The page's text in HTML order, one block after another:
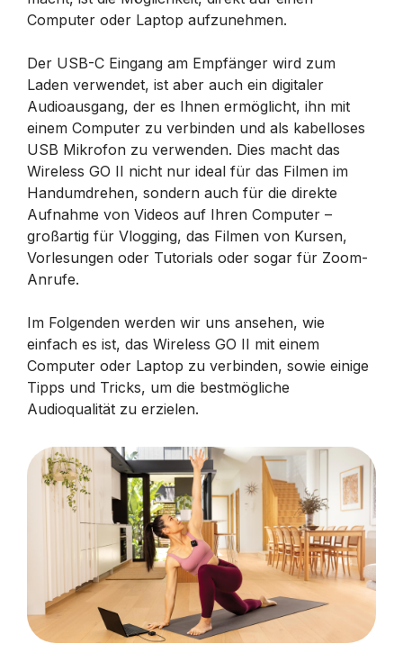
Computer oder Laptop aufzunehmen.
Der USB-C Eingang am Empfänger wird zum
Laden verwendet, ist aber auch ein digitaler
Audioausgang, der es Ihnen ermöglicht, ihn mit
einem Computer zu verbinden und als kabelloses
USB Mikrofon zu verwenden. Dies macht das
Wireless GO II nicht nur ideal für das Filmen im
Handumdrehen, sondern auch für die direkte
Aufnahme von Videos auf Ihren Computer –
großartig für Vlogging, das Filmen von Kursen,
Vorlesungen oder Tutorials oder sogar für Zoom-
Anrufe.
Im Folgenden werden wir uns ansehen, wie
einfach es ist, das Wireless GO II mit einem
Computer oder Laptop zu verbinden, sowie einige
Tipps und Tricks, um die bestmögliche
Audioqualität zu erzielen.